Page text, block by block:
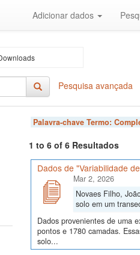
Adicionar dados
Pesquisa avançada
Palavra-chave Termo:
1 to 6 of 6 Resultados
Dados de "Variabilidade
Mar 2, 2026
Novaes Filho,
solo em um
Dados provenientes de uma
pontos e 1780 camadas.
solo...